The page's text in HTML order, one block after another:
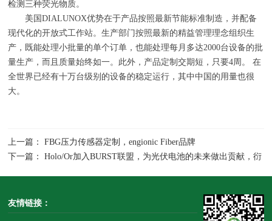
检测三种荧光物质。
美国DIALUNOX优势在于产品按照最新节能标准制造，并配备
现代化的开放式工作站。生产部门按照最新的精益管理理念组织生
产，既能处理小批量的单个订单，也能处理每月多达2000台设备的批
量生产，而且质量始终如一。此外，产品定制交期短，只要4周。 在
全世界已经有十万台级别的设备的稳定运行，其中中国的用量也很
大。
上一篇： FBG压力传感器定制，engionic Fiber品牌
下一篇： Holo/Or加入BURST联盟，为光伏电池的未来做出贡献，衍
友情链接：